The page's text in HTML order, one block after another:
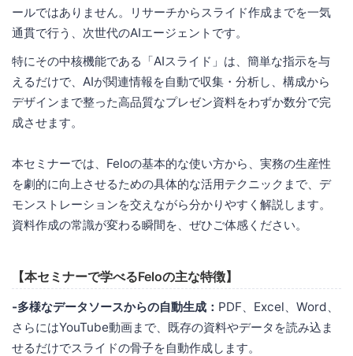
ールではありません。リサーチからスライド作成までを一気
通貫で行う、次世代のAIエージェントです。
特にその中核機能である「AIスライド」は、簡単な指示を与
えるだけで、AIが関連情報を自動で収集・分析し、構成から
デザインまで整った高品質なプレゼン資料をわずか数分で完
成させます。
本セミナーでは、Feloの基本的な使い方から、実務の生産性
を劇的に向上させるための具体的な活用テクニックまで、デ
モンストレーションを交えながら分かりやすく解説します。
資料作成の常識が変わる瞬間を、ぜひご体感ください。
【本セミナーで学べるFeloの主な特徴】
-多様なデータソースからの自動生成： PDF、Excel、Word、
さらにはYouTube動画まで、既存の資料やデータを読み込ま
せるだけでスライドの骨子を自動作成します。